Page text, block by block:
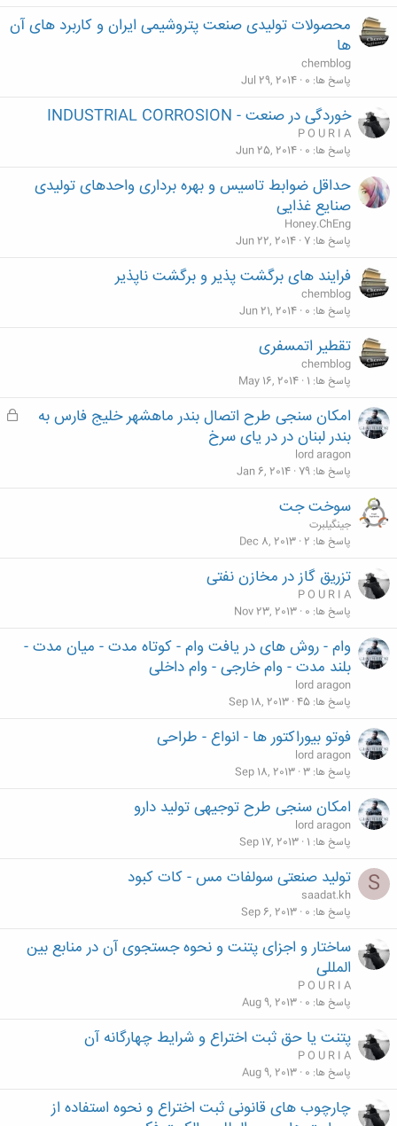
محصولات تولیدی صنعت پتروشیمی ایران و کاربرد های آن
ها
chemblog
پاسخ ها 0
Jul 29, 2014
خوردگی در صنعت - INDUSTRIAL CORROSION
P O U R I A
پاسخ ها 0
Jun 25, 2014
حداقل ضوابط تاسیس و بهره برداری واحدهای تولیدی
صنایع غذایی
Honey.ChEng
پاسخ ها 7
Jun 22, 2014
فرایند های برگشت پذیر و برگشت ناپذیر
chemblog
پاسخ ها 0
Jun 21, 2014
تقطیر اتمسفری
chemblog
پاسخ ها 1
May 16, 2014
ق
امکان سنجی طرح اتصال بندر ماهشهر خلیج فارس به
بندر لبنان در در یای سرخ
lord aragon
پاسخ ها 79
Jan 6, 2014
سوخت جت
جینگیلبرت
پاسخ ها 2
Dec 8, 2013
تزریق گاز در مخازن نفتی
P O U R I A
پاسخ ها 0
Nov 23, 2013
وام - روش های در یافت وام - کوتاه مدت - میان مدت -
بلند مدت - وام خارجی - وام داخلی
lord aragon
پاسخ ها 45
Sep 18, 2013
فوتو بیوراکتور ها - انواع - طراحی
lord aragon
پاسخ ها 3
Sep 18, 2013
امکان سنجی طرح توجیهی تولید دارو
lord aragon
پاسخ ها 1
Sep 17, 2013
S تولید صنعتی سولفات مس - کات کبود
saadat.kh
پاسخ ها 0
Sep 6, 2013
ساختار و اجزای پتنت و نحوه جستجوی آن در منابع بین
المللی
P O U R I A
پاسخ ها 0
Aug 9, 2013
پتنت یا حق ثبت اختراع و شرایط چهارگانه آن
P O U R I A
پاسخ ها 0
Aug 9, 2013
چارچوب های قانونی ثبت اختراع و نحوه استفاده از